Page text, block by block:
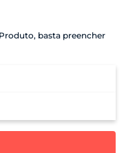
basta preencher